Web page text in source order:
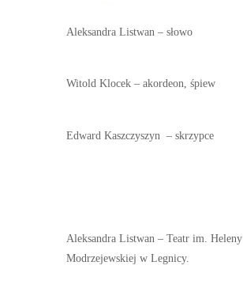
Aleksandra Listwan – słowo
Witold Klocek – akordeon, śpiew
Edward Kaszczyszyn – skrzypce
Aleksandra Listwan – Teatr im. Heleny
Modrzejewskiej w Legnicy.